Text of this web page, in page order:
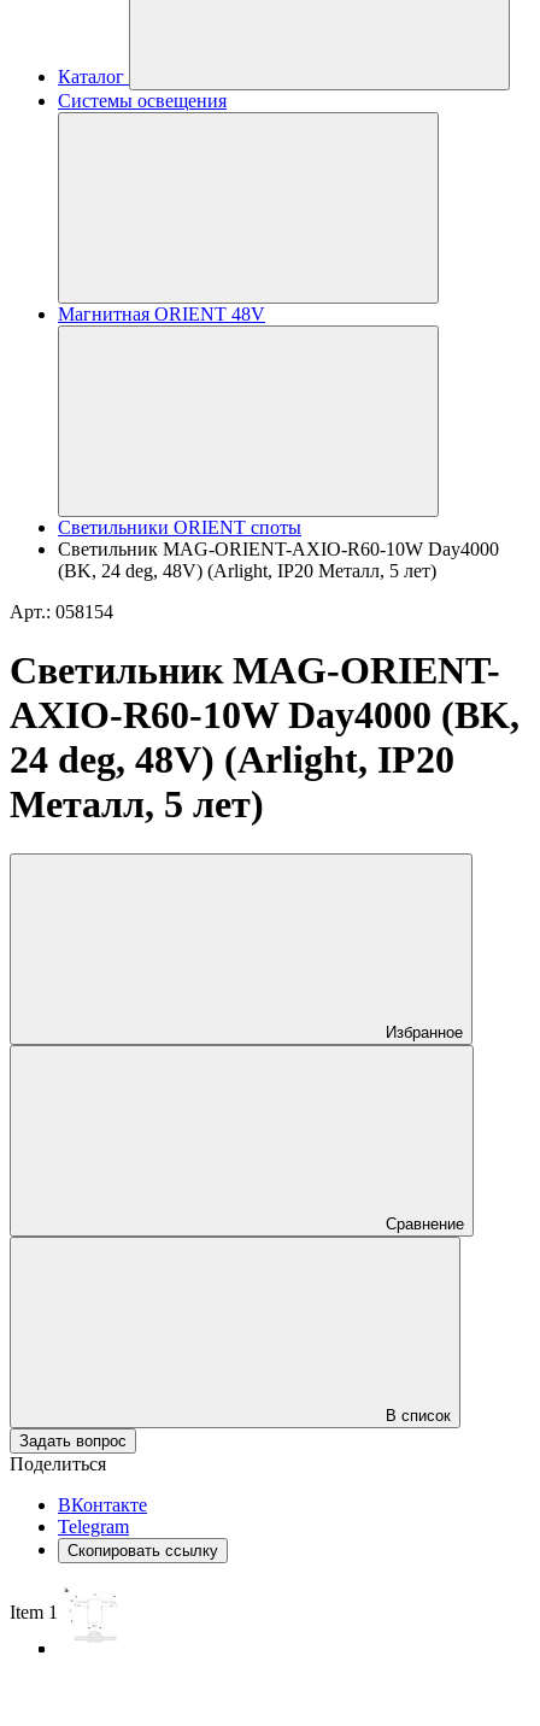
Каталог
Системы освещения
Магнитная ORIENT 48V
Светильники ORIENT споты
Светильник MAG-ORIENT-AXIO-R60-10W Day4000
(BK, 24 deg, 48V) (Arlight, IP20 Металл, 5 лет)
Арт.: 058154
Светильник MAG-ORIENT-
AXIO-R60-10W Day4000 (BK,
24 deg, 48V) (Arlight, IP20
Металл, 5 лет)
Избранное
Сравнение
В список
Задать вопрос
Поделиться
ВКонтакте
Telegram
Скопировать ссылку
Item 1 of 4